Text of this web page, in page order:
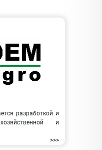
разработкой и
и
>>>